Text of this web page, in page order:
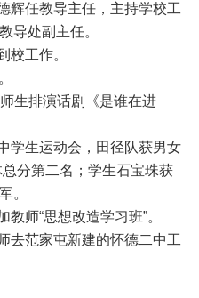
辉任教导主任，主持学校工
导处副主任。
校工作。
师生排演话剧《是谁在进
学生运动会，田径队获男女
分第二名；学生石宝珠获
。
师“思想改造学习班”。
去范家屯新建的怀德二中工